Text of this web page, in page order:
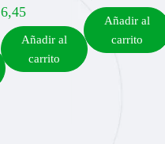
6,45
Añadir al
carrito
Añadir al
carrito